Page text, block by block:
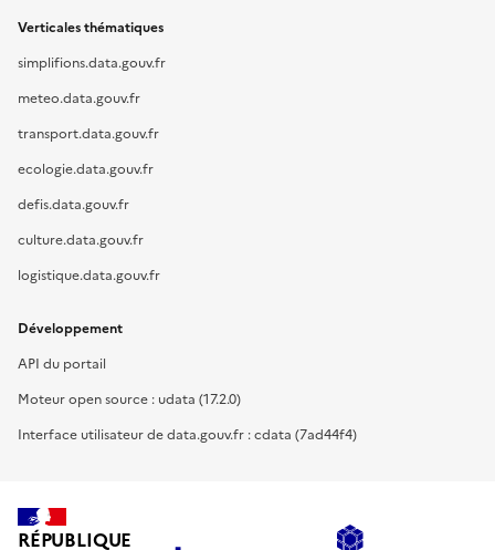
Verticales thématiques
simplifions.data.gouv.fr
meteo.data.gouv.fr
transport.data.gouv.fr
ecologie.data.gouv.fr
defis.data.gouv.fr
culture.data.gouv.fr
logistique.data.gouv.fr
Développement
API du portail
Moteur open source : udata (17.2.0)
Interface utilisateur de data.gouv.fr : cdata (7ad44f4)
RÉPUBLIQUE